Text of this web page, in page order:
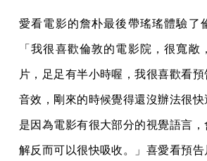
愛看電影的詹朴最後帶瑤瑤體驗了
「我很喜歡倫敦的電影院，很寬敞
片，足足有半小時喔，我很喜歡看
音效，剛來的時候覺得還沒辦法很快
是因為電影有很大部分的視覺語言
解反而可以很快吸收。」喜愛看預